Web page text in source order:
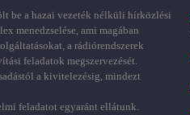
be a hazai vezeték nélküli hírközlési
menedzselése, ami magában
a rádiórendszerek
feladatok megszervezését.
a kivitelezésig, mindezt
feladatot egyaránt ellátunk.